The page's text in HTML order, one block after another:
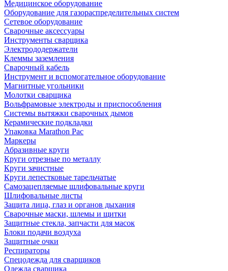
Медицинское оборудование
Оборудование для газораспределительных систем
Сетевое оборудование
Сварочные аксессуары
Инструменты сварщика
Электрододержатели
Клеммы заземления
Сварочный кабель
Инструмент и вспомогательное оборудование
Магнитные угольники
Молотки сварщика
Вольфрамовые электроды и приспособления
Системы вытяжки сварочных дымов
Керамические подкладки
Упаковка Marathon Pac
Маркеры
Абразивные круги
Круги отрезные по металлу
Круги зачистные
Круги лепестковые тарельчатые
Самозацепляемые шлифовальные круги
Шлифовальные листы
Защита лица, глаз и органов дыхания
Сварочные маски, шлемы и щитки
Защитные стекла, запчасти для масок
Блоки подачи воздуха
Защитные очки
Респираторы
Спецодежда для сварщиков
Одежда сварщика